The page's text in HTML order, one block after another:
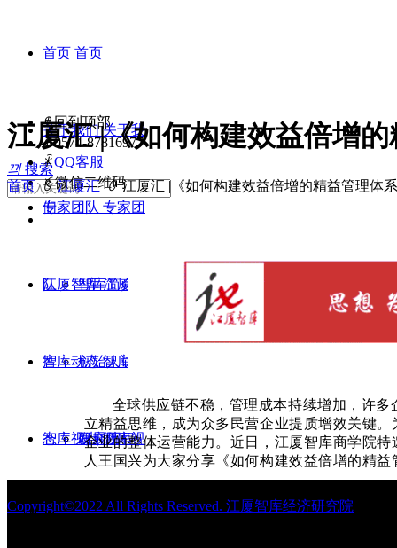
首页 首页
关于我们 关于我
们
智库简介
创始人访谈
发展历程
专家团队 专家团
队
江厦智库 江厦智
库
研究院
商学院
智库动态 智库动
态
新闻
智库视点 智库视
点
联系我们 联系我
끠 搜索
ꁸ 回到顶部
ꂅ 0574-87816977
ꁗ QQ客服
ꀥ 微信二维码
江厦汇 |《如何构建效益倍增
首页 ꄲ 江厦汇 ꄲ 江厦汇 |《如何构建效益倍增的精益管理体
全球供应链不稳，管理成本持续增加，许
立精益思维，成为众多民营企业提质增效关键。
企业的整体运营能力。 近日
，江厦智库商学院
人王国兴为大家分享《如何构建效益倍增的精益
Copyright©2022 All Rights Reserved. 江厦智库经济研究院